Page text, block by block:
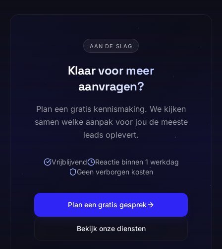
AAN DE SLAG
Klaar voor meer
aanvragen?
Plan een gratis kennismaking. We kijken
samen welke aanpak voor jou de meeste
leads oplevert.
Vrijblijvend
Reactie binnen 1 werkdag
Geen verborgen kosten
Plan een gratis gesprek
Bekijk onze diensten